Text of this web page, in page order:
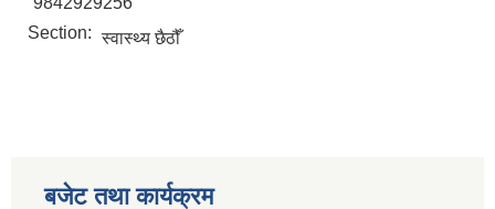
Section: स्वास्थ्य छैठौँ
बजेट तथा कार्यक्रम